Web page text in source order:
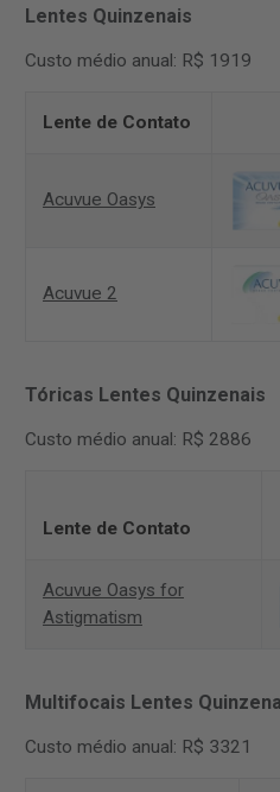
Lentes Quinzenais
Custo médio anual: R$ 1919
Lente de Contato
Acuvue Oasys
Acuvue 2
Tóricas Lentes Quinzenais
Custo médio anual: R$ 2886
Lente de Contato
Acuvue Oasys for
Astigmatism
Multifocais Lentes
Custo médio anual: R$ 3321